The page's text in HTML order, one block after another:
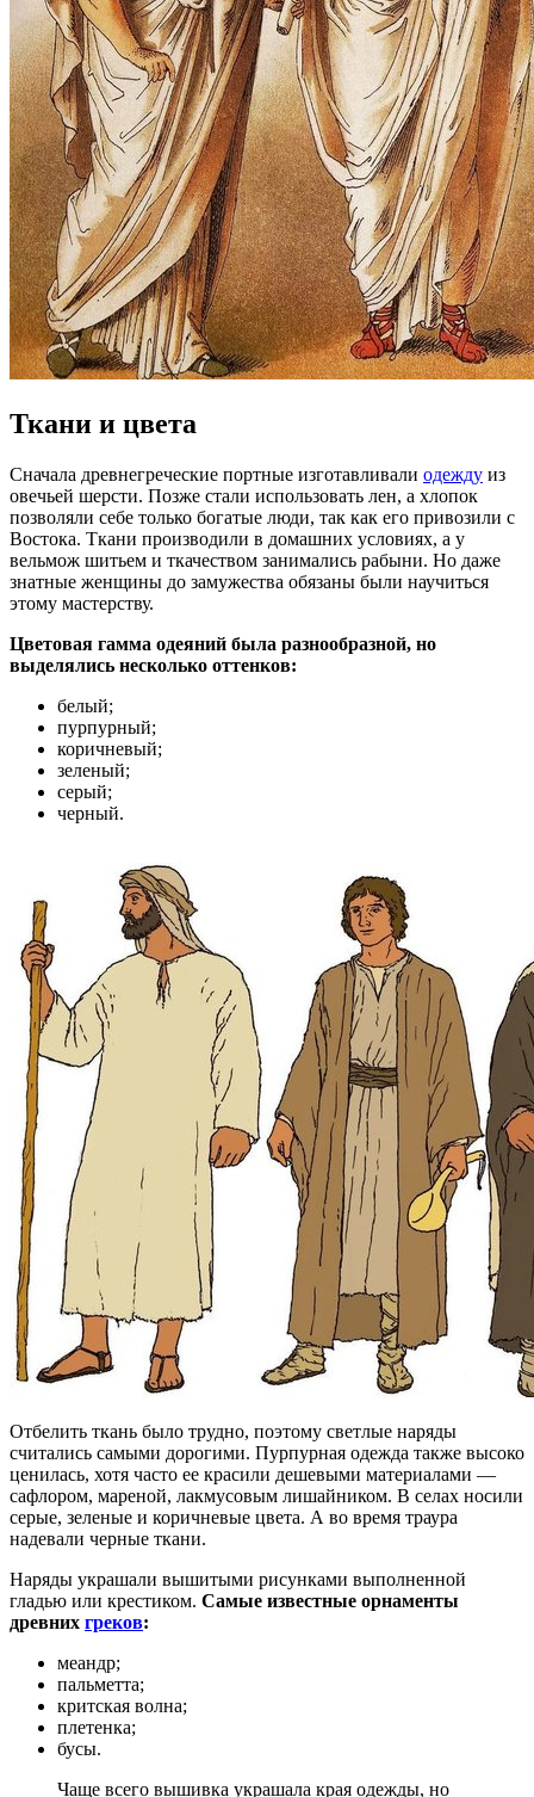
Ткани и цвета
Сначала древнегреческие портные изготавливали одежду из
овечьей шерсти. Позже стали использовать лен, а хлопок
позволяли себе только богатые люди, так как его привозили с
Востока. Ткани производили в домашних условиях, а у
вельмож шитьем и ткачеством занимались рабыни. Но даже
знатные женщины до замужества обязаны были научиться
этому мастерству.
Цветовая гамма одеяний была разнообразной, но
выделялись несколько оттенков:
белый;
пурпурный;
коричневый;
зеленый;
серый;
черный.
Отбелить ткань было трудно, поэтому светлые наряды
считались самыми дорогими. Пурпурная одежда также высоко
ценилась, хотя часто ее красили дешевыми материалами —
сафлором, мареной, лакмусовым лишайником. В селах носили
серые, зеленые и коричневые цвета. А во время траура
надевали черные ткани.
Наряды украшали вышитыми рисунками выполненной
гладью или крестиком. Самые известные орнаменты
древних греков:
меандр;
пальметта;
критская волна;
плетенка;
бусы.
Чаще всего вышивка украшала края одежды, но